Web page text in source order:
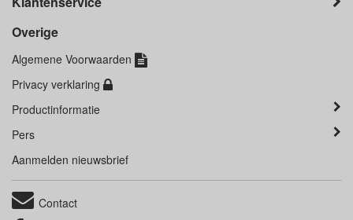
Overige
Algemene Voorwaarden
Privacy verklaring
Productinformatie
Pers
Aanmelden nieuwsbrief
Contact